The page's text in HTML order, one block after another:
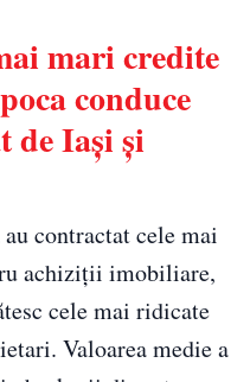
mari credite
conduce
de Iași și
contractat cele mai
achiziții imobiliare,
cele mai ridicate
Valoarea medie a